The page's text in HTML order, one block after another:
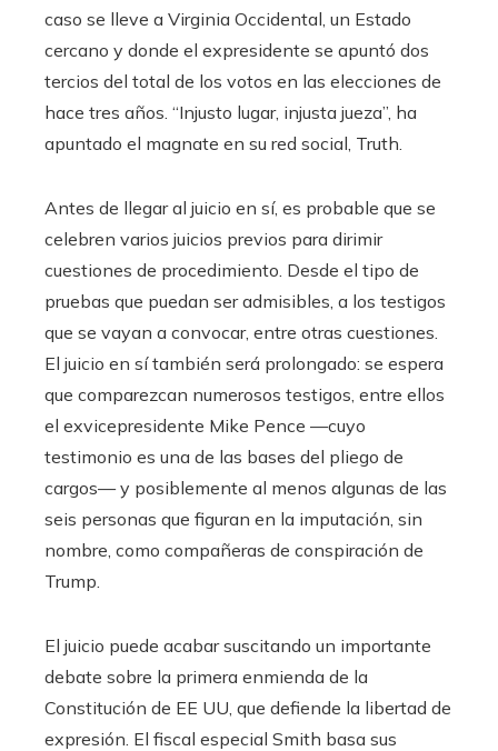
caso se lleve a Virginia Occidental, un Estado
cercano y donde el expresidente se apuntó dos
tercios del total de los votos en las elecciones de
hace tres años. “Injusto lugar, injusta jueza”, ha
apuntado el magnate en su red social, Truth.
Antes de llegar al juicio en sí, es probable que se
celebren varios juicios previos para dirimir
cuestiones de procedimiento. Desde el tipo de
pruebas que puedan ser admisibles, a los testigos
que se vayan a convocar, entre otras cuestiones.
El juicio en sí también será prolongado: se espera
que comparezcan numerosos testigos, entre ellos
el exvicepresidente Mike Pence —cuyo
testimonio es una de las bases del pliego de
cargos— y posiblemente al menos algunas de las
seis personas que figuran en la imputación, sin
nombre, como compañeras de conspiración de
Trump.
El juicio puede acabar suscitando un importante
debate sobre la primera enmienda de la
Constitución de EE UU, que defiende la libertad de
expresión. El fiscal especial Smith basa sus